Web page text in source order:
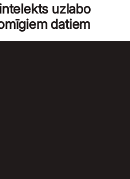
uzlabo
datiem